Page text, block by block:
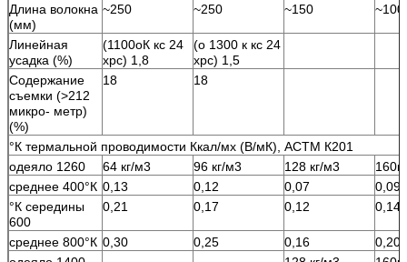
Длина волокна
(мм)
~250 ~250 ~150 ~100
Линейная
усадка (%)
(1100оК кс 24
хрс) 1,8
(о 1300 к кс 24
хрс) 1,5
Содержание
съемки (>212
микро- метр)
(%)
18 18
°К термальной проводимости Ккал/мх (В/мК), АСТМ К201
одеяло 1260
64 кг/м3 96 кг/м3 128 кг/м3
среднее 400°К 0,13 0,12 0,07
0,09
°К середины
600
0,21 0,17 0,12 0,14
среднее 800°К 0,30 0,25 0,16
0,20